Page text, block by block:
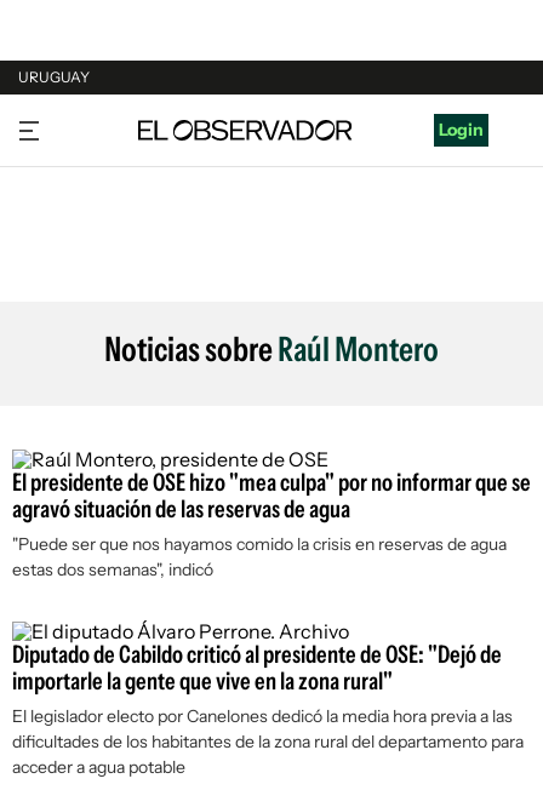
URUGUAY
URUGUAY
ARGENTINA
Login
Noticias sobreRaúl Montero
El presidente de OSE hizo "mea culpa" por no informar que se
agravó situación de las reservas de agua
"Puede ser que nos hayamos comido la crisis en reservas de agua
estas dos semanas", indicó
Diputado de Cabildo criticó al presidente de OSE: "Dejó de
importarle la gente que vive en la zona rural"
El legislador electo por Canelones dedicó la media hora previa a las
dificultades de los habitantes de la zona rural del departamento para
acceder a agua potable